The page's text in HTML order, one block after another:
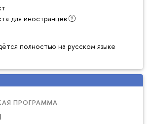
для иностранцев
полностью на русском языке
ПРОГРАММА